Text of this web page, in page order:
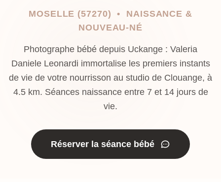
MOSELLE (57270) • NAISSANCE &
NOUVEAU-NÉ
Photographe bébé depuis Uckange : Valeria
Daniele Leonardi immortalise les premiers instants
de vie de votre nourrisson au studio de Clouange, à
4.5 km. Séances naissance entre 7 et 14 jours de
vie.
Réserver la séance bébé